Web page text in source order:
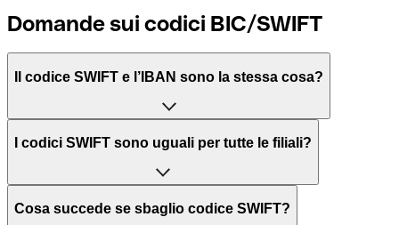
Domande sui codici BIC/SWIFT
Il codice SWIFT e l’IBAN sono la stessa cosa?
L'acronimo SWIFT sta per “Society for Worldwide
per l’elaborazione dei pagamenti tra diversi Paesi.
I codici SWIFT sono uguali per tutte le filiali?
Dipende dalle banche. In alcuni casi le banche utilizzano
Cosa succede se sbaglio codice SWIFT?